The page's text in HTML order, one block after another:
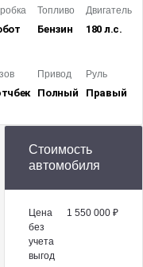
Топливо
Бензин
Двигатель
180 л.с.
Привод
Полный
Руль
Правый
Стоимость
автомобиля
Цена
без
учета
выгод
1 550 000 ₽